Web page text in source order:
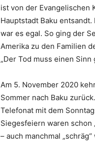
ist von der Evangelischen
Hauptstadt Baku
war es egal. So ging der
Amerika zu den Familien
„Der Tod muss einen Sinn
Am 5. November 2020
Sommer nach Baku
Telefonat mit dem
Siegesfeiern waren schon
– auch manchmal